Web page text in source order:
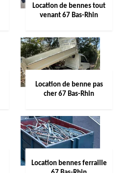
Location de bennes tout
venant 67 Bas-Rhin
Location de benne pas
cher 67 Bas-Rhin
Location bennes ferraille